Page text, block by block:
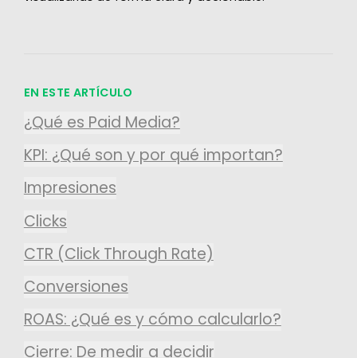
EN ESTE ARTÍCULO
¿Qué es Paid Media?
KPI: ¿Qué son y por qué importan?
Impresiones
Clicks
CTR (Click Through Rate)
Conversiones
ROAS: ¿Qué es y cómo calcularlo?
Cierre: De medir a decidir